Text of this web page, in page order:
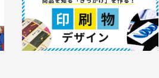
商品を知る「きっかけ」を作る！印刷物
デザイン実績10選 | デザイン作成依
頼はT3デザイン
2025.03.25
事例